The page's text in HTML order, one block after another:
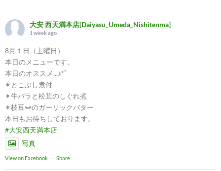
大安 西天満本店[Daiyasu_Umeda_Nishitenma]
1 week ago
8月１日（土曜日）
本日のメニューです。
本日のオススメ...♪*ﾟ
✴︎とこぶし煮付
✴︎牛バラと松茸のしぐれ煮
✴︎枝豆🫛のガーリックバター
本日もお待ちしております。
#大安西天満本店
写真
View on Facebook · Share